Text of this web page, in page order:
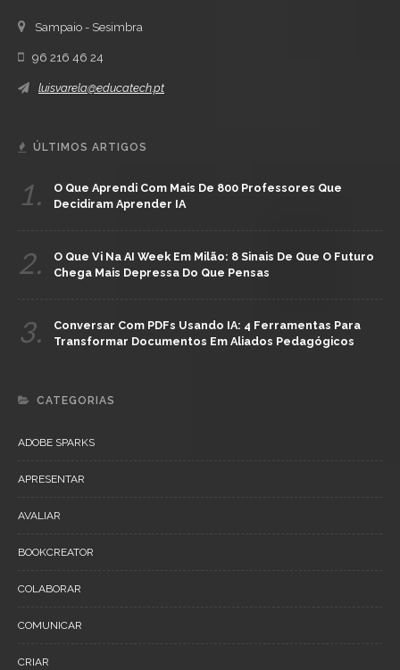
Sampaio - Sesimbra
96 216 46 24
luisvarela@educatech.pt
ÚLTIMOS ARTIGOS
1.
O Que Aprendi Com Mais De 800 Professores Que
Decidiram Aprender IA
2.
O Que Vi Na AI Week Em Milão: 8 Sinais De Que O Futuro
Chega Mais Depressa Do Que Pensas
3.
Conversar Com PDFs Usando IA: 4 Ferramentas Para
Transformar Documentos Em Aliados Pedagógicos
CATEGORIAS
ADOBE SPARKS
APRESENTAR
AVALIAR
BOOKCREATOR
COLABORAR
COMUNICAR
CRIAR